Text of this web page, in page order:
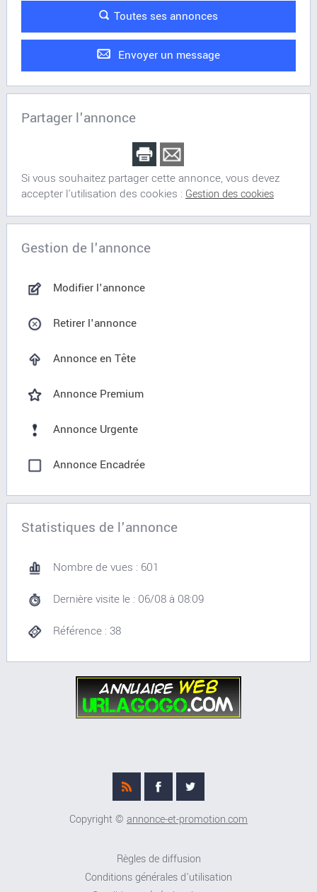
Toutes ses annonces
Envoyer un message
Partager l'annonce
Si vous souhaitez partager cette annonce, vous devez
accepter l'utilisation des cookies : Gestion des cookies
Gestion de l'annonce
Modifier l'annonce
Retirer l'annonce
Annonce en Tête
Annonce Premium
Annonce Urgente
Annonce Encadrée
Statistiques de l'annonce
Nombre de vues : 601
Dernière visite le : 06/08 à 08:09
Référence : 38
Copyright © annonce-et-promotion.com
Règles de diffusion
Conditions générales d'utilisation